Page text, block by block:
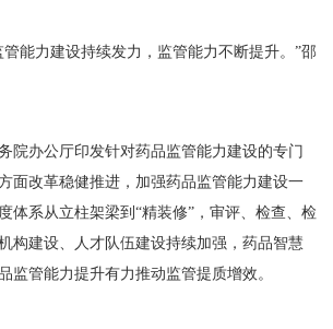
力建设持续发力，监管能力不断提升。”邵
办公厅印发针对药品监管能力建设的专门
面改革稳健推进，加强药品监管能力建设一
体系从立柱架梁到“精装修”，审评、检查、检
构建设、人才队伍建设持续加强，药品智慧
管能力提升有力推动监管提质增效。